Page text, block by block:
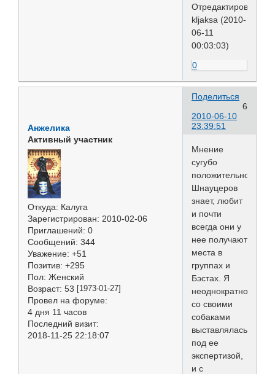
Отредактировано
kljaksa (2010-
06-11
00:03:03)
0
Поделиться
6
2010-06-10
23:39:51
Анжелика
Активный участник
Откуда: Калуга
Зарегистрирован: 2010-02-06
Приглашений: 0
Сообщений: 344
Уважение: +51
Позитив: +295
Пол: Женский
Возраст: 53 [1973-01-27]
Провел на форуме:
4 дня 11 часов
Последний визит:
2018-11-25 22:18:07
Мнение
сугубо
положительное.
Шнауцеров
знает, любит
и почти
всегда они у
нее получают
места в
группах и
Бэстах. Я
неоднократно
со своими
собаками
выставлялась
под ее
экспертизой,
и с